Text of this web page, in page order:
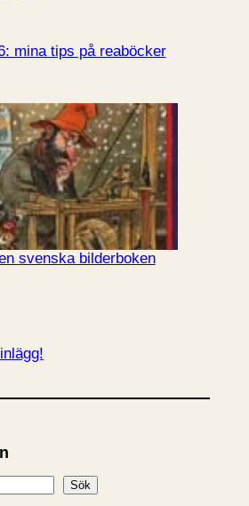
mina tips på reaböcker
svenska bilderboken
Sök